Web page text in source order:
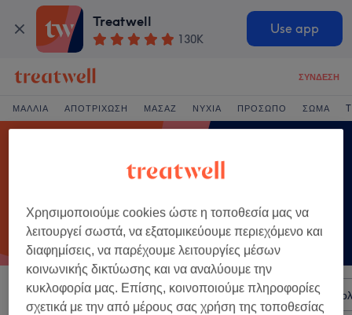
Treatwell
130K
Use app
ΣΎΝΔΕΣΗ
ΜΑΛΛΙΆ ΑΠΟΤΡΊΧΩΣΗ ΜΑΣΆΖ ΝΎΧΙΑ ΠΡΌΣΩΠΟ ΣΏΜΑ
Ταξινόμηση κατά Σαλόνια Άμεσες Προσφορές
Χρησιμοποιούμε cookies ώστε η τοποθεσία μας να
λειτουργεί σωστά, να εξατομικεύουμε περιεχόμενο και
διαφημίσεις, να παρέχουμε λειτουργίες μέσων
κοινωνικής δικτύωσης και να αναλύουμε την
κυκλοφορία μας. Επίσης, κοινοποιούμε πληροφορίες
σχετικά με την από μέρους σας χρήση της τοποθεσίας